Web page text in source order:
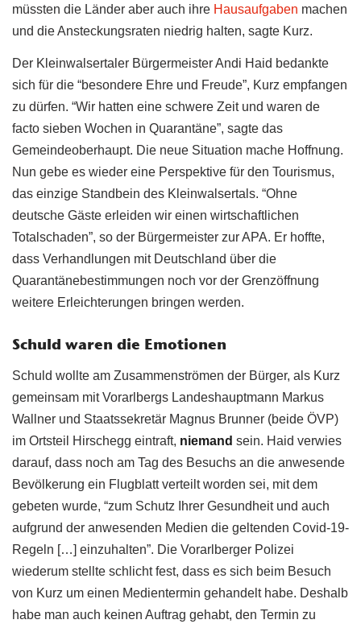
müssten die Länder aber auch ihre Hausaufgaben machen
und die Ansteckungsraten niedrig halten, sagte Kurz.
Der Kleinwalsertaler Bürgermeister Andi Haid bedankte
sich für die “besondere Ehre und Freude”, Kurz empfangen
zu dürfen. “Wir hatten eine schwere Zeit und waren de
facto sieben Wochen in Quarantäne”, sagte das
Gemeindeoberhaupt. Die neue Situation mache Hoffnung.
Nun gebe es wieder eine Perspektive für den Tourismus,
das einzige Standbein des Kleinwalsertals. “Ohne
deutsche Gäste erleiden wir einen wirtschaftlichen
Totalschaden”, so der Bürgermeister zur APA. Er hoffte,
dass Verhandlungen mit Deutschland über die
Quarantänebestimmungen noch vor der Grenzöffnung
weitere Erleichterungen bringen werden.
Schuld waren die Emotionen
Schuld wollte am Zusammenströmen der Bürger, als Kurz
gemeinsam mit Vorarlbergs Landeshauptmann Markus
Wallner und Staatssekretär Magnus Brunner (beide ÖVP)
im Ortsteil Hirschegg eintraft, niemand sein. Haid verwies
darauf, dass noch am Tag des Besuchs an die anwesende
Bevölkerung ein Flugblatt verteilt worden sei, mit dem
gebeten wurde, “zum Schutz Ihrer Gesundheit und auch
aufgrund der anwesenden Medien die geltenden Covid-19-
Regeln […] einzuhalten”. Die Vorarlberger Polizei
wiederum stellte schlicht fest, dass es sich beim Besuch
von Kurz um einen Medientermin gehandelt habe. Deshalb
habe man auch keinen Auftrag gehabt, den Termin zu